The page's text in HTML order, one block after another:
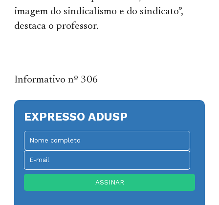
imagem do sindicalismo e do sindicato”,
destaca o professor.
Informativo nº 306
EXPRESSO ADUSP